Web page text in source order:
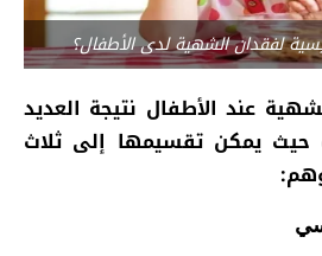
لفقدان الشهية لدى الأطفال؟
عند الأطفال نتيجة العديد
حيث يمكن تقسيمها إلى ثلاث